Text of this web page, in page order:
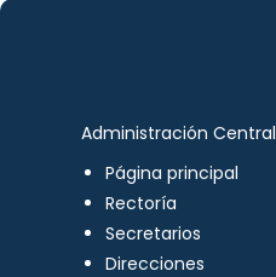
Administración Central
Página principal
Rectoría
Secretarios
Direcciones